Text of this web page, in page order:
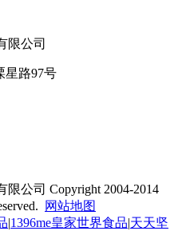
限公司
星路97号
限公司 Copyright 2004-2014
网站地图
|1396me皇家世界食品|天天坚